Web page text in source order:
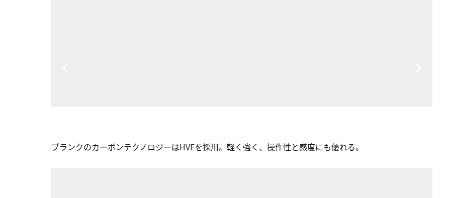
ブランクのカーボンテクノロジーはHVFを採用。軽く強く、操作性と感度にも優れる。